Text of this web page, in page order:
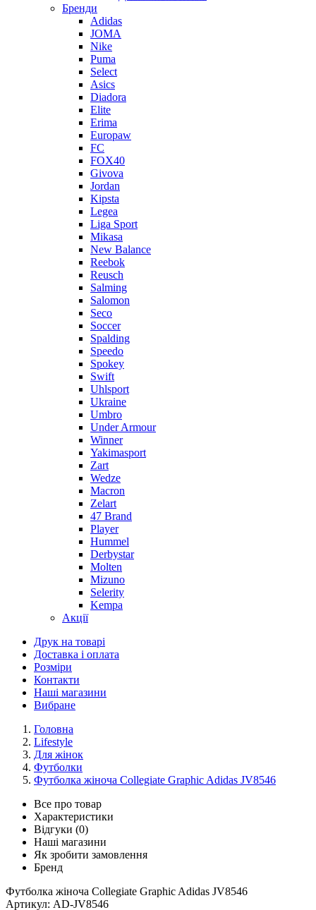
Бренди
Adidas
JOMA
Nike
Puma
Select
Asics
Diadora
Elite
Erima
Europaw
FC
FOX40
Givova
Jordan
Kipsta
Legea
Liga Sport
Mikasa
New Balance
Reebok
Reusch
Salming
Salomon
Seco
Soccer
Spalding
Speedo
Spokey
Swift
Uhlsport
Ukraine
Umbro
Under Armour
Winner
Yakimasport
Zart
Wedze
Macron
Zelart
47 Brand
Player
Hummel
Derbystar
Molten
Mizuno
Selerity
Kempa
Акції
Друк на товарі
Доставка і оплата
Розміри
Контакти
Наші магазини
Вибране
Головна
Lifestyle
Для жінок
Футболки
Футболка жіноча Collegiate Graphic Adidas JV8546
Все про товар
Характеристики
Відгуки (0)
Наші магазини
Як зробити замовлення
Бренд
Футболка жіноча Collegiate Graphic Adidas JV8546
Артикул: AD-JV8546